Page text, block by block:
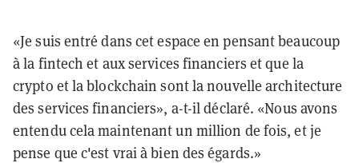
«Je suis entré dans cet espace en pensant beaucoup
à la fintech et aux services financiers et que la
crypto et la blockchain sont la nouvelle architecture
des services financiers», a-t-il déclaré. «Nous avons
entendu cela maintenant un million de fois, et je
pense que c'est vrai à bien des égards.»